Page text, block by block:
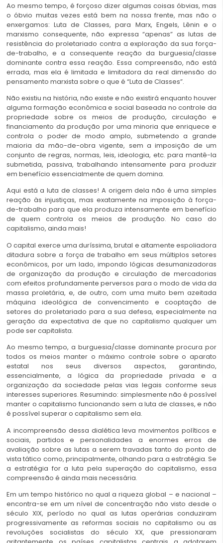
Ao mesmo tempo, é forçoso dizer algumas coisas óbvias, mas
o óbvio muitas vezes está bem na nossa frente, mas não o
enxergamos: Luta de Classes, para Marx, Engels, Lênin e o
marxismo consequente, não expressa “apenas” as lutas de
resistência do proletariado contra a exploração da sua força-
de-trabalho, e a consequente reação da burguesia/classe
dominante contra essa reação. Essa compreensão, não está
errada, mas ela é limitada e limitadora da real dimensão do
pensamento marxista sobre o que é “Luta de Classes”.
Não existiu na história, não existe e não existirá enquanto houver
alguma formação econômica e social baseada no controle da
propriedade sobre os meios de produção, circulação e
financiamento da produção por uma minoria que enriquece e
controla o poder de modo amplo, submetendo a grande
maioria da mão-de-obra vigente, sem a imposição de um
conjunto de regras, normas, leis, ideologia, etc. para mantê-la
submetida, passiva, trabalhando intensamente para produzir
em benefício essencialmente de quem domina.
Aqui está a luta de classes! A origem dela não é uma simples
reação às injustiças, mas exatamente na imposição à força-
de-trabalho para que ela produza intensamente em benefício
de quem controla os meios de produção. No caso do
capitalismo, ainda mais!
O capital exerce uma duríssima, brutal e altamente espoliadora
ditadura sobre a força de trabalho em seus múltiplos setores
econômicos, por um lado, impondo lógicas desumanizadoras
de organização da produção e circulação de mercadorias
com efeitos profundamente perversos para o modo de vida da
massa proletária, e, de outro, com uma muito bem azeitada
máquina ideológica de convencimento e cooptação de
setores do proletariado para a sua defesa, especialmente na
geração da expectativa de que no capitalismo qualquer um
pode ser capitalista.
Ao mesmo tempo, a burguesia/classe dominante procura por
todos os meios manter o máximo controle sobre o aparato
estatal nos seus diversos aspectos, garantindo,
essencialmente, a lógica da propriedade privada e a
organização da sociedade pelas vias legais conforme seus
interesses superiores. Resumindo: simplesmente não é possível
manter o capitalismo funcionando sem a luta de classes, e não
é possível superar o capitalismo sem ela.
A incompreensão dessa dialética leva movimentos políticos e
sociais, partidos e personalidades a enormes erros de
avaliação sobre as lutas a serem travadas tanto do ponto de
vista tático como, principalmente, olhando para a estratégia. Se
a estratégia for a luta pela superação do capitalismo, essa
compreensão é ainda mais necessária.
Em um tempo histórico no qual a riqueza global – e nacional –
encontra-se em um nível de concentração não visto desde o
século XIX, período no qual as lutas operárias conduziram
progressivamente as reformas sociais no capitalismo ou as
revoluções socialistas do século XX, que pressionaram